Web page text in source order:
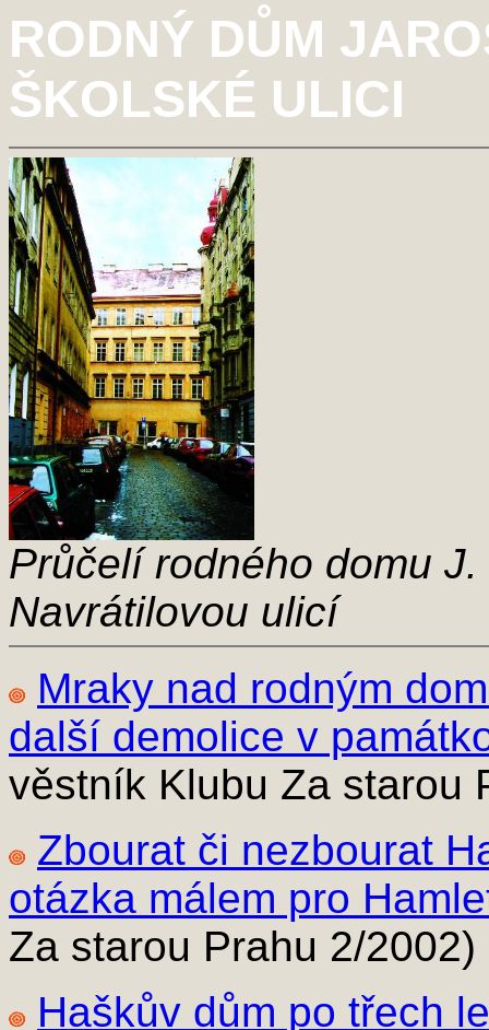
RODNÝ DŮM
ŠKOLSKÉ ULICI
Průčelí rodného domu
Navrátilovou ulicí
Mraky nad rodným
další demolice v
věstník Klubu Za starou
Zbourat či nezbourat
otázka málem pro
Za starou Prahu 2/2002)
Haškův dům po třech